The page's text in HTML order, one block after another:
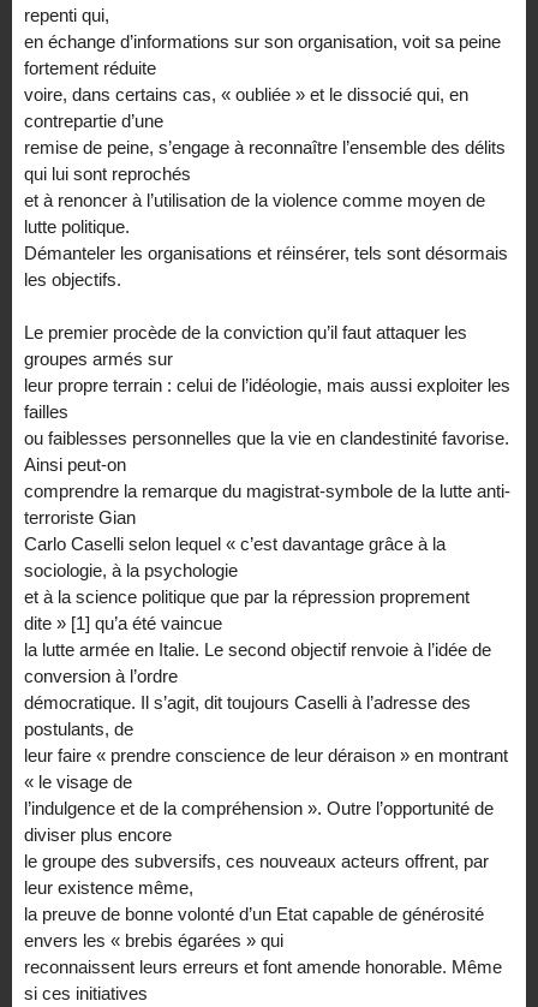
repenti qui,
en échange d’informations sur son organisation, voit sa peine
fortement réduite
voire, dans certains cas, « oubliée » et le dissocié qui, en
contrepartie d’une
remise de peine, s’engage à reconnaître l’ensemble des délits
qui lui sont reprochés
et à renoncer à l’utilisation de la violence comme moyen de
lutte politique.
Démanteler les organisations et réinsérer, tels sont désormais
les objectifs.
Le premier procède de la conviction qu’il faut attaquer les
groupes armés sur
leur propre terrain : celui de l’idéologie, mais aussi exploiter les
failles
ou faiblesses personnelles que la vie en clandestinité favorise.
Ainsi peut-on
comprendre la remarque du magistrat-symbole de la lutte anti-
terroriste Gian
Carlo Caselli selon lequel « c’est davantage grâce à la
sociologie, à la psychologie
et à la science politique que par la répression proprement
dite » [1] qu’a été vaincue
la lutte armée en Italie. Le second objectif renvoie à l’idée de
conversion à l’ordre
démocratique. Il s’agit, dit toujours Caselli à l’adresse des
postulants, de
leur faire « prendre conscience de leur déraison » en montrant
« le visage de
l’indulgence et de la compréhension ». Outre l’opportunité de
diviser plus encore
le groupe des subversifs, ces nouveaux acteurs offrent, par
leur existence même,
la preuve de bonne volonté d’un Etat capable de générosité
envers les « brebis égarées » qui
reconnaissent leurs erreurs et font amende honorable. Même
si ces initiatives